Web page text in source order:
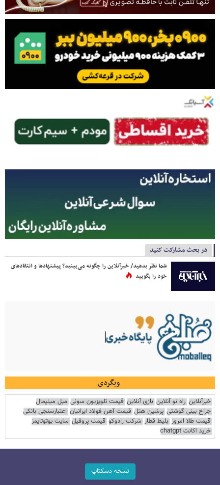
در بحث مشارکت کنید
شما نظر بدهید/ خبرآنلاین را چگونه می‌بینید؟ پیشنهادها و انتقادهای
خود را بگویید
وبگردی
خبرآنلاین راه نو آنلاین بازی آنلاین قیمت تلویزیون سونی مبل مینیمال
جراح بینی گوشتی پرشین هتل قیمت آهن فولاد ایرانیان اعتبارسنجی بانکی
قیمت طلا امروز بلیط قطار شرکت رادوکو قیمت پروفیل سایت یوتوتایمز
خرید اکانت chatgpt
نسخه دسکتاپ